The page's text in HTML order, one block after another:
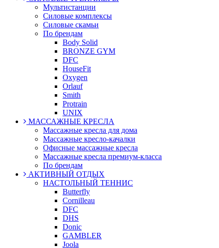
Мультистанции
Силовые комплексы
Силовые скамьи
По брендам
Body Solid
BRONZE GYM
DFC
HouseFit
Oxygen
Orlauf
Smith
Protrain
UNIX
МАССАЖНЫЕ КРЕСЛА
Массажные кресла для дома
Массажные кресло-качалки
Офисные массажные кресла
Массажные кресла премиум-класса
По брендам
АКТИВНЫЙ ОТДЫХ
НАСТОЛЬНЫЙ ТЕННИС
Butterfly
Cornilleau
DFC
DHS
Donic
GAMBLER
Joola